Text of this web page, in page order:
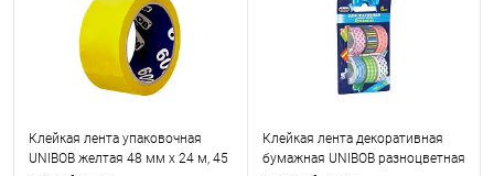
Клейкая лента упаковочная
UNIBOB желтая 48 мм х 24 м, 45
Клейкая лента декоративная
бумажная UNIBOB разноцветная